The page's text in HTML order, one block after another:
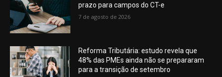
prazo para campos do CT-e
7 de agosto de 2026
Reforma Tributária: estudo revela que
48% das PMEs ainda não se prepararam
para a transição de setembro